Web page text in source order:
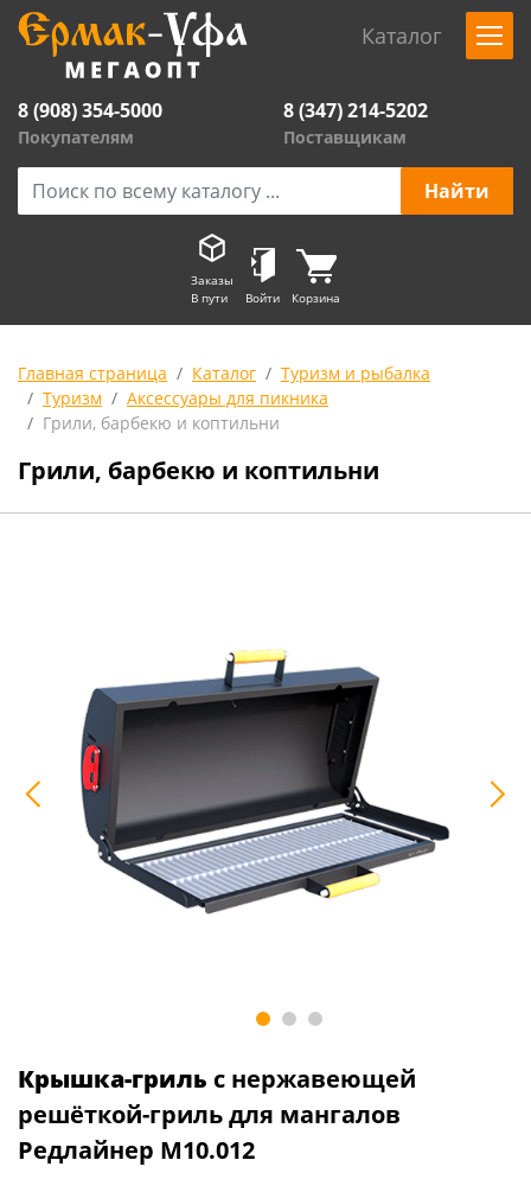
Каталог
8 (908) 354-5000
Покупателям
8 (347) 214-5202
Поставщикам
Заказы
В пути
Войти Корзина
Главная страница Каталог
Туризм и рыбалка
Туризм
Аксессуары для пикника
Грили, барбекю и коптильни
Грили, барбекю и коптильни
Крышка-гриль с нержавеющей
решёткой-гриль для мангалов
Редлайнер М10.012